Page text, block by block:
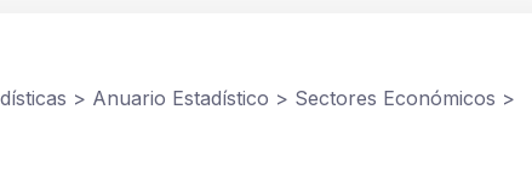
> Anuario Estadístico > Sectores Económicos >